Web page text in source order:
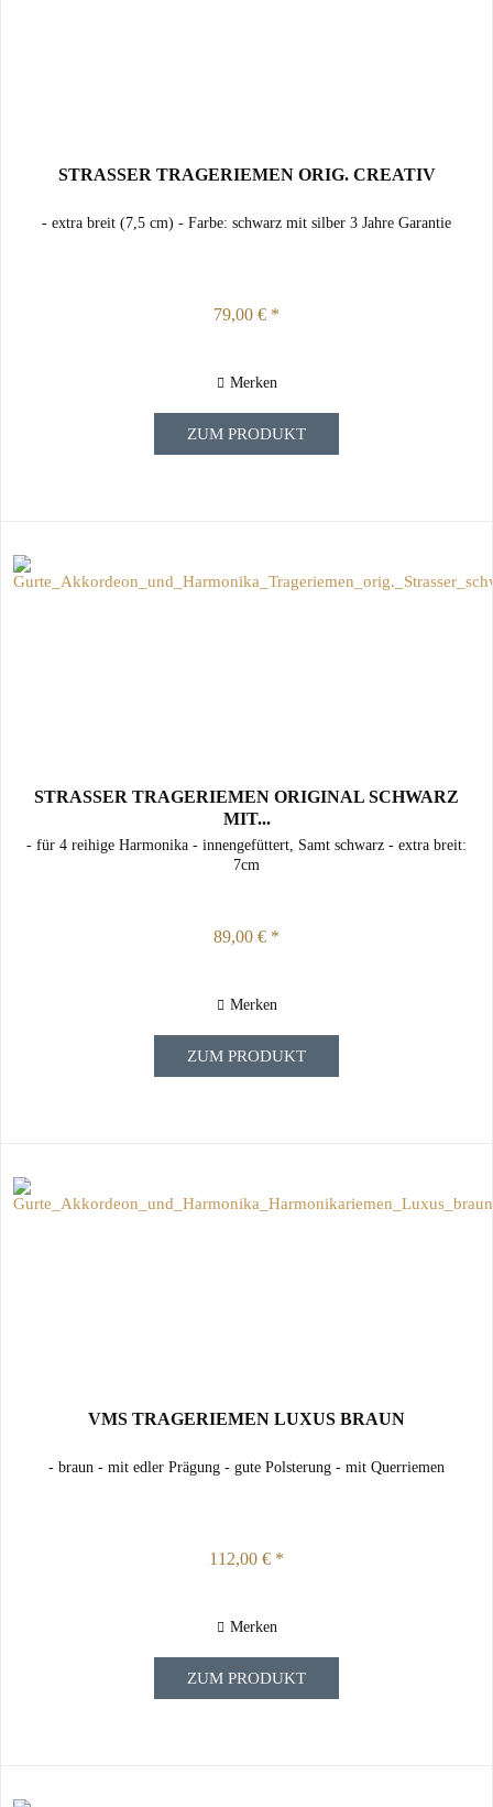
STRASSER TRAGERIEMEN ORIG. CREATIV
- extra breit (7,5 cm) - Farbe: schwarz mit silber 3 Jahre Garantie
79,00 € *
Merken
ZUM PRODUKT
STRASSER TRAGERIEMEN ORIGINAL SCHWARZ
MIT...
- für 4 reihige Harmonika - innengefüttert, Samt schwarz - extra breit:
7cm
89,00 € *
Merken
ZUM PRODUKT
VMS TRAGERIEMEN LUXUS BRAUN
- braun - mit edler Prägung - gute Polsterung - mit Querriemen
112,00 € *
Merken
ZUM PRODUKT